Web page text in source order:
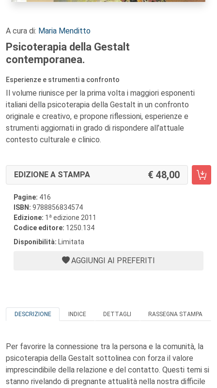
A cura di: Maria Menditto
Psicoterapia della Gestalt
contemporanea.
Esperienze e strumenti a confronto
Il volume riunisce per la prima volta i maggiori esponenti
italiani della psicoterapia della Gestalt in un confronto
originale e creativo, e propone riflessioni, esperienze e
strumenti aggiornati in grado di rispondere all’attuale
contesto culturale e clinico.
EDIZIONE A STAMPA 48,00
Pagine: 416
ISBN: 9788856834574
Edizione: 1 a edizione 2011
Codice editore: 1250.134
Disponibilità: Limitata
AGGIUNGI AI PREFERITI
DESCRIZIONE INDICE DETTAGLI RASSEGNA STAMPA
Per favorire la connessione tra la persona e la comunità, la
psicoterapia della Gestalt sottolinea con forza il valore
imprescindibile della relazione e del contatto. Questi temi si
stanno rivelando di pregnante attualità nella nostra difficile